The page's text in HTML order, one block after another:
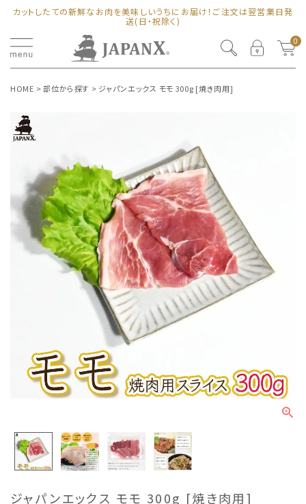
カットしたての新鮮なお肉を美味しいうちにお届け！ご注文は翌営業日発
送(日・祝除く)
0
HOME 部位から探す ジャパンエックス モモ 300g [焼き肉用]
ジャパンエックス モモ 300g [焼き肉用]